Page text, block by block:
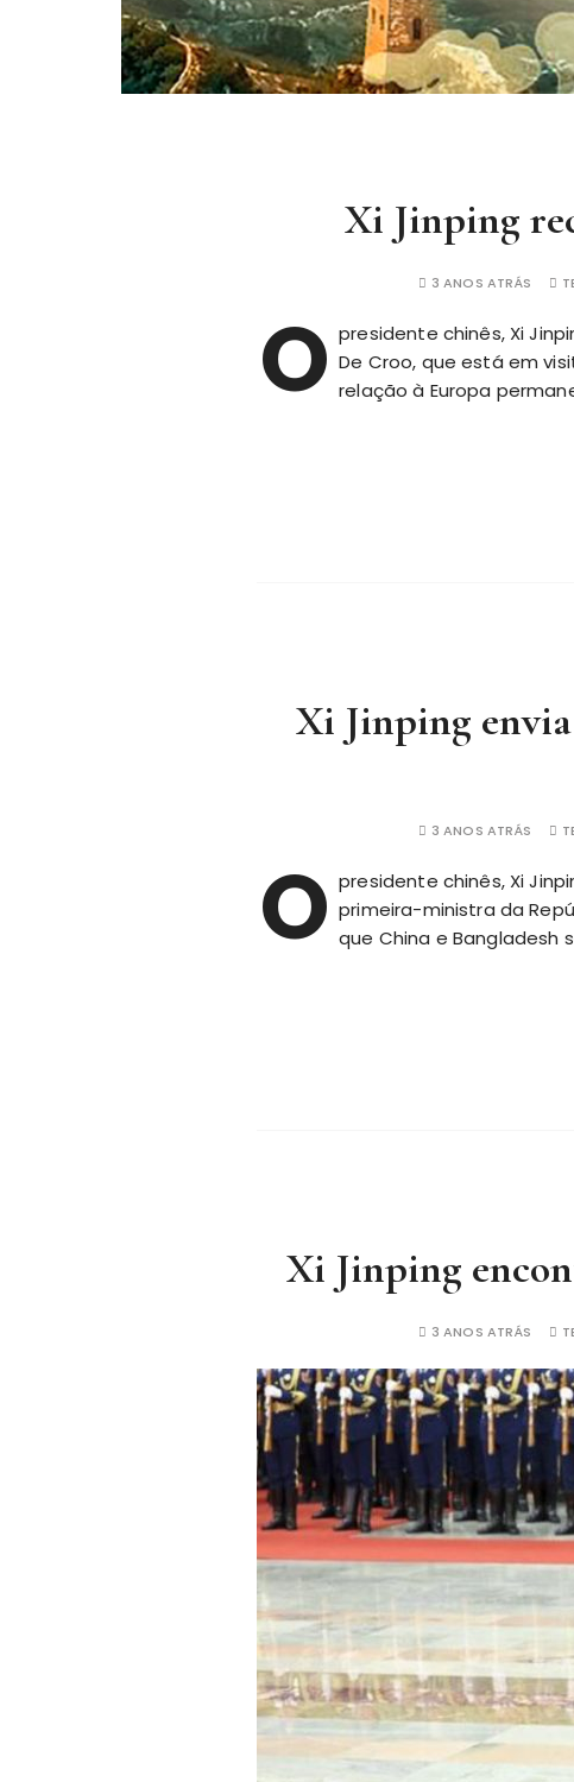
Xi Jinping
3 ANOS ATRÁS
O presidente chinês, Xi
De Croo, que está em
relação à Europa
Xi Jinping
3 ANOS ATRÁS
O presidente chinês, Xi
primeira-ministra da
que China e Bangladesh
Xi Jinping
3 ANOS ATRÁS